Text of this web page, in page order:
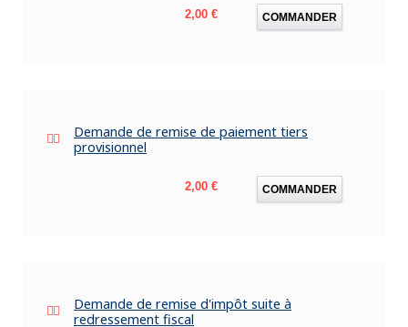
Prix
2,00 € COMMANDER
Demande de remise de paiement tiers
provisionnel
Prix
2,00 € COMMANDER
Demande de remise d'impôt suite à
redressement fiscal